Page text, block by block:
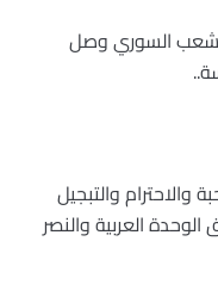
السوري وصل
والاحترام والتبجيل
العربية والنصر